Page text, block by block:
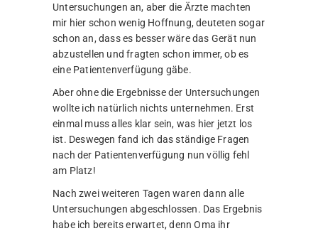
Untersuchungen an, aber die Ärzte machten
mir hier schon wenig Hoffnung, deuteten sogar
schon an, dass es besser wäre das Gerät nun
abzustellen und fragten schon immer, ob es
eine Patientenverfügung gäbe.
Aber ohne die Ergebnisse der Untersuchungen
wollte ich natürlich nichts unternehmen. Erst
einmal muss alles klar sein, was hier jetzt los
ist. Deswegen fand ich das ständige Fragen
nach der Patientenverfügung nun völlig fehl
am Platz!
Nach zwei weiteren Tagen waren dann alle
Untersuchungen abgeschlossen. Das Ergebnis
habe ich bereits erwartet, denn Oma ihr